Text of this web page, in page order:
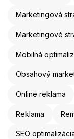
Marketingová
Marketingové
Mobilná
Obsahový
Online reklama
Reklama
SEO